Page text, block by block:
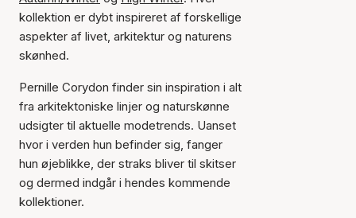
kollektion er dybt inspireret af forskellige
aspekter af livet, arkitektur og naturens
skønhed.
Pernille Corydon finder sin inspiration i alt
fra arkitektoniske linjer og naturskønne
udsigter til aktuelle modetrends. Uanset
hvor i verden hun befinder sig, fanger
hun øjeblikke, der straks bliver til skitser
og dermed indgår i hendes kommende
kollektioner.